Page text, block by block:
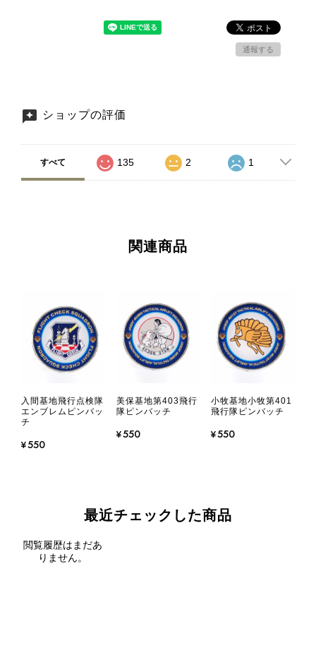
通報する
ショップの評価
すべて 135 2 1
関連商品
入間基地飛行点検隊
エンブレムピンバッ
チ
¥550
美保基地第403飛行
隊ピンバッチ
¥550
小牧基地小牧第401
飛行隊ピンバッチ
¥550
最近チェックした商品
閲覧履歴はまだあ
りません。